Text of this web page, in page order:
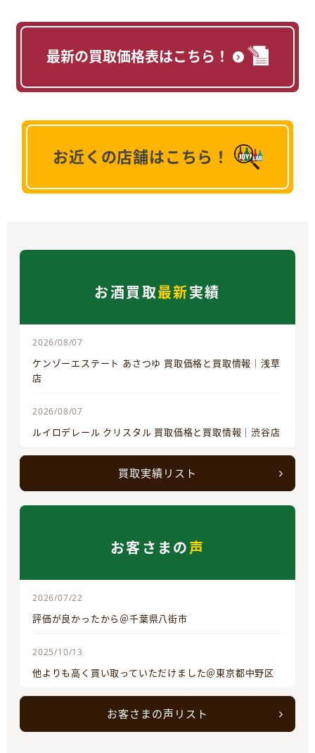
最新の買取価格表はこちら！
お近くの店舗はこちら！
お酒買取最新実績
2026/08/07
ケンゾーエステート あさつゆ 買取価格と買取情報｜浅草
店
2026/08/07
ルイロデレール クリスタル 買取価格と買取情報｜渋谷店
買取実績リスト
お客さまの声
2026/07/22
評価が良かったから＠千葉県八街市
2025/10/13
他よりも高く買い取っていただけました＠東京都中野区
お客さまの声リスト